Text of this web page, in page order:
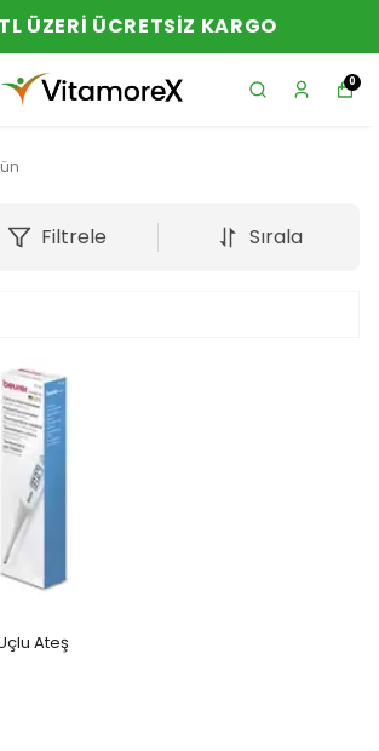
ÜZERI ÜCRETSIZ KARGO
0
Filtrele Sırala
Ateş